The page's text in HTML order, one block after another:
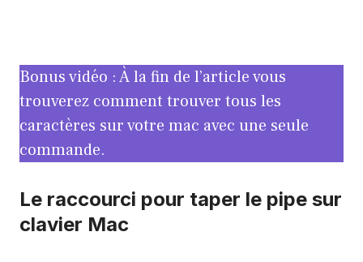
Bonus vidéo : À la fin de l’article vous
trouverez comment trouver tous les
caractères sur votre mac avec une seule
commande.
Le raccourci pour taper le pipe sur
clavier Mac